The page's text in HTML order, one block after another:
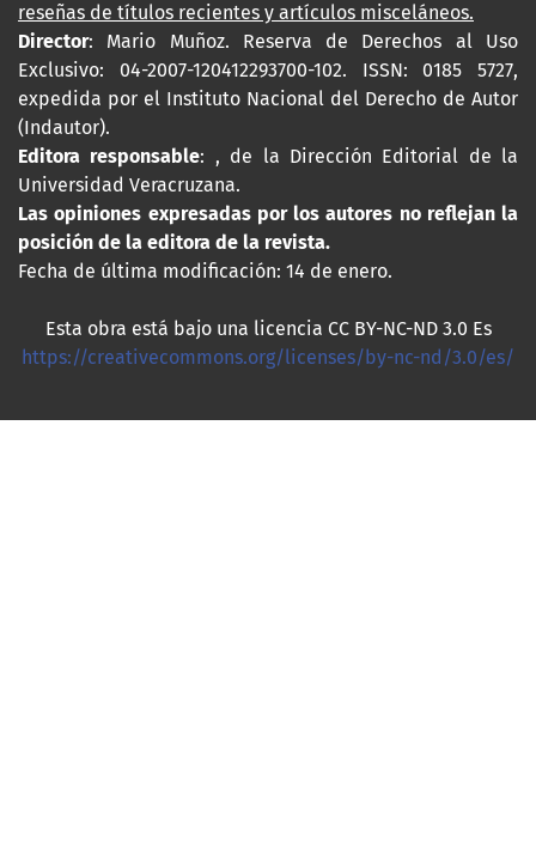
reseñas de títulos recientes y artículos misceláneos.
Director: Mario Muñoz. Reserva de Derechos al Uso
Exclusivo: 04-2007-120412293700-102. ISSN: 0185 5727,
expedida por el Instituto Nacional del Derecho de Autor
(Indautor).
Editora responsable: , de la Dirección Editorial de la
Universidad Veracruzana.
Las opiniones expresadas por los autores no reflejan la
posición de la editora de la revista.
Fecha de última modificación: 14 de enero.
Esta obra está bajo una licencia CC BY-NC-ND 3.0 Es
https://creativecommons.org/licenses/by-nc-nd/3.0/es/